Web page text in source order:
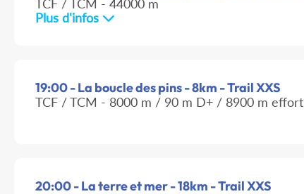
TCF / TCM - 44000 m
Plus d'infos
19:00 - La boucle des pins - 8km - Trail XXS
TCF / TCM - 8000 m / 90 m D+ / 8900 m effort
20:00 - La terre et mer - 18km - Trail XXS